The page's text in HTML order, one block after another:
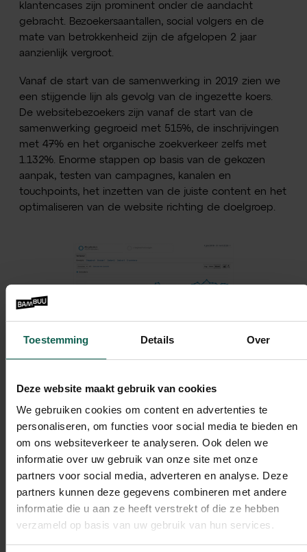
Toestemming Details Over
Deze website maakt gebruik van cookies
We gebruiken cookies om content en advertenties te
personaliseren, om functies voor social media te bieden en
om ons websiteverkeer te analyseren. Ook delen we
informatie over uw gebruik van onze site met onze
partners voor social media, adverteren en analyse. Deze
partners kunnen deze gegevens combineren met andere
informatie die u aan ze heeft verstrekt of die ze hebben
verzameld op basis van uw gebruik van hun services.
klantencases zijn prominent onder de aandacht
gebracht. Bezoekersaantallen, social volgers en de
mate van betrokkenheid zijn de afgelopen 2 jaar
aanzienlijk vergroot.
Vanaf de start van de samenwerking in 2019 zien we
een stijgende lijn als gevolg van de ingezette koers.
De websitebezoekers zijn vanaf de start van de
samenwerking gegroeid met 515%, de inschrijvingen
met 47% en het organische zoekverkeer zelfs met
1.132%. Enorme stappen op basis van de gekozen
aanpak, testen van campagnes, kanalen en
touchpoints, het inzetten van de juiste content en het
optimaliseren van de website richting de doelgroep.
marketingmachine. In de samenwerking raakten we
klant of juist bepaalde programma’s en onderwerpen
die spelen voor de doelgroep. Daarbij zijn er talloze
professionaliseringsslagen doorgevoerd o.a. in
belangrijke websitepagina’s, het inzetten van
marketingautomations, testen van nieuwe
(sales)toolings en het aangaan van slimme
partnerships. Met de recente vernieuwing van de
incompany aanbod zien we een flink aantal oud
opdrachtgevers terugkeren, een prachtig